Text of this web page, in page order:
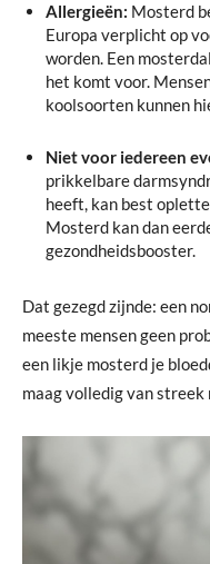
Allergieën: Mosterd
Europa verplicht op
worden. Een
het komt voor.
koolsoorten kunnen
Niet voor iedereen
prikkelbare
heeft, kan best
Mosterd kan dan
gezondheidsbooster.
Dat gezegd zijnde: een
meeste mensen geen
een likje mosterd je
maag volledig van streek